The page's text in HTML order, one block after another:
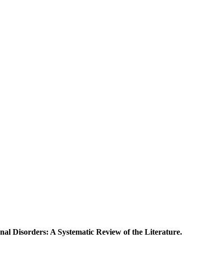
Disorders: A Systematic Review of the Literature.